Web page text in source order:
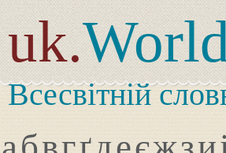
uk.
Всесвітній